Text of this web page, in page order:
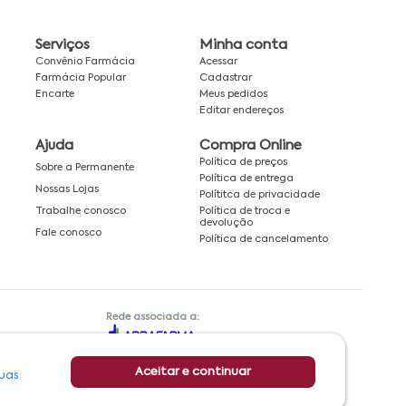
Aceitar e continuar
Serviços
Convênio Farmácia
Farmácia Popular
Encarte
Minha conta
Acessar
Cadastrar
Meus pedidos
Editar endereços
Ajuda
Sobre a Permanente
Nossas Lojas
Trabalhe conosco
Fale conosco
Compra Online
Política de preços
Política de entrega
Polítitca de privacidade
Política de troca e
devolução
Política de cancelamento
Rede associada a: